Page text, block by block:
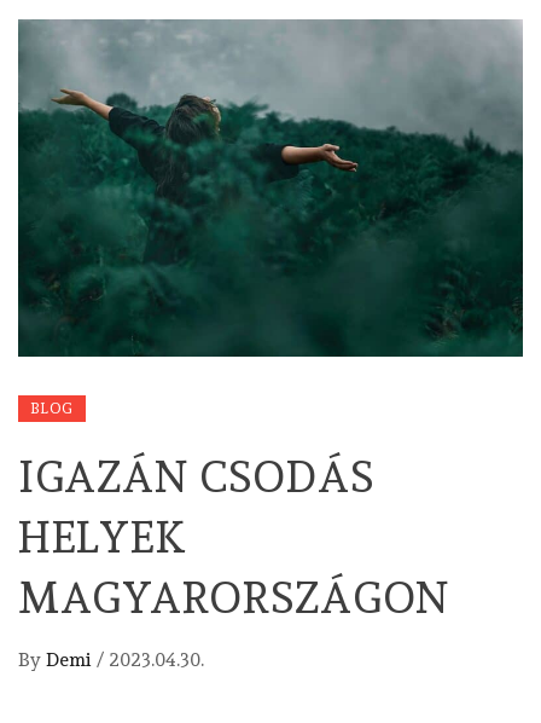
BLOG
IGAZÁN CSODÁS
HELYEK
MAGYARORSZÁGON
By Demi / 2023.04.30.